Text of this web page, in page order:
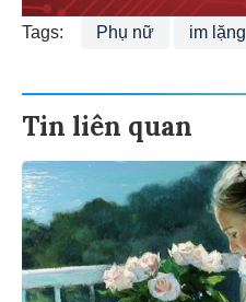
Tags: Phụ nữ im lặng
Tin liên quan